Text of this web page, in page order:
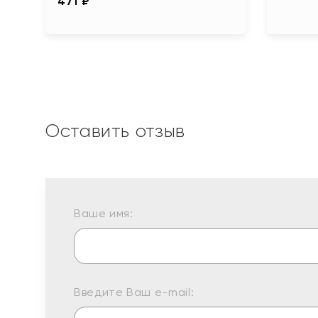
Оставить отзыв
Ваше имя:
Введите Ваш e-mail: